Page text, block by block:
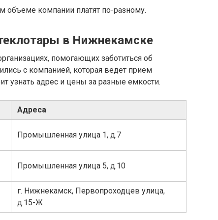
объеме компании платят по-разному.
в Нижнекамске
помогающих заботиться об
с компанией, которая ведет прием
узнать адрес и цены за разные емкости.
Адреса
Промышленная улица 1, д.7
Промышленная улица 5, д.10
г. Нижнекамск, Первопроходцев улица,
д.15-Ж